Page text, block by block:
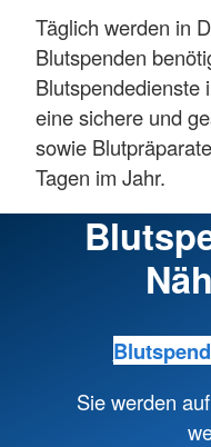
Täglich werden in
Blutspenden
Blutspendedienste
eine sichere und
sowie
Tagen im Jahr.
Sie werden